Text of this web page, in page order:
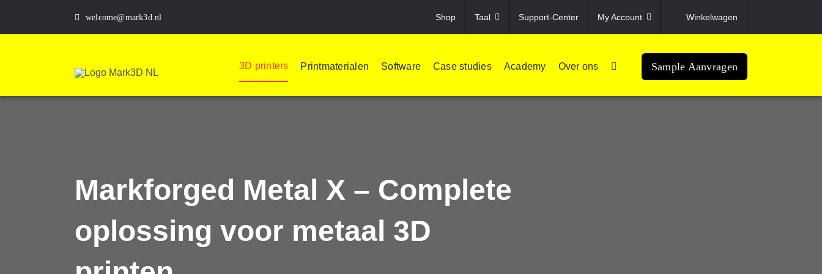
content
welcome@mark3d.nl Shop Taal Support-Center My Account Winkelwagen
3D printers Printmaterialen Software Case studies Academy Over ons Sample Aanvragen
Markforged Metal X – Complete
oplossing voor metaal 3D